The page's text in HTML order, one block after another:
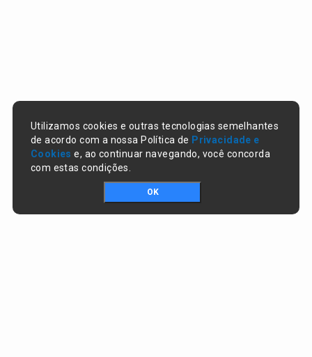
Utilizamos cookies e outras tecnologias semelhantes
de acordo com a nossa Política de Privacidade e
Cookies e, ao continuar navegando, você concorda
com estas condições.
OK